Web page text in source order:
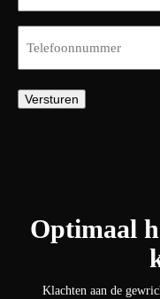
Versturen
Optimaal
Klachten aan de